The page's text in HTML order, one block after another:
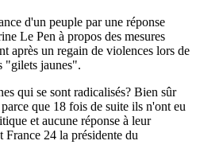
d'un peuple par une réponse
Le Pen à propos des mesures
après un regain de violences lors de
"gilets jaunes".
qui se sont radicalisés? Bien sûr
que 18 fois de suite ils n'ont eu
et aucune réponse à leur
24 la présidente du